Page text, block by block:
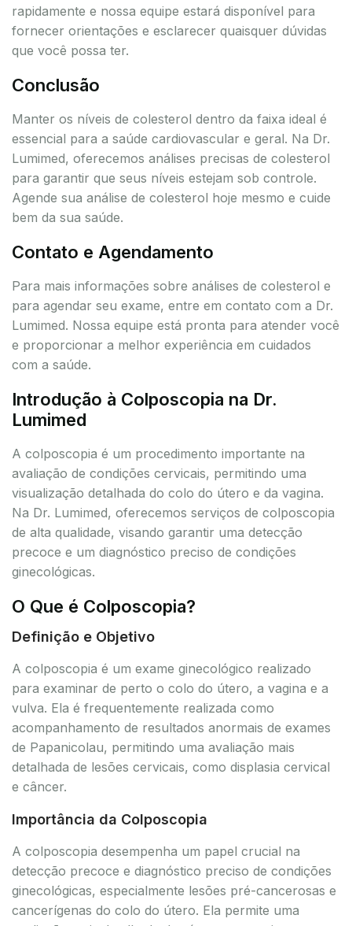
rapidamente e nossa equipe estará disponível para
fornecer orientações e esclarecer quaisquer dúvidas
que você possa ter.
Conclusão
Manter os níveis de colesterol dentro da faixa ideal é
essencial para a saúde cardiovascular e geral. Na Dr.
Lumimed, oferecemos análises precisas de colesterol
para garantir que seus níveis estejam sob controle.
Agende sua análise de colesterol hoje mesmo e cuide
bem da sua saúde.
Contato e Agendamento
Para mais informações sobre análises de colesterol e
para agendar seu exame, entre em contato com a Dr.
Lumimed. Nossa equipe está pronta para atender você
e proporcionar a melhor experiência em cuidados
com a saúde.
Introdução à Colposcopia na Dr.
Lumimed
A colposcopia é um procedimento importante na
avaliação de condições cervicais, permitindo uma
visualização detalhada do colo do útero e da vagina.
Na Dr. Lumimed, oferecemos serviços de colposcopia
de alta qualidade, visando garantir uma detecção
precoce e um diagnóstico preciso de condições
ginecológicas.
O Que é Colposcopia?
Definição e Objetivo
A colposcopia é um exame ginecológico realizado
para examinar de perto o colo do útero, a vagina e a
vulva. Ela é frequentemente realizada como
acompanhamento de resultados anormais de exames
de Papanicolau, permitindo uma avaliação mais
detalhada de lesões cervicais, como displasia cervical
e câncer.
Importância da Colposcopia
A colposcopia desempenha um papel crucial na
detecção precoce e diagnóstico preciso de condições
ginecológicas, especialmente lesões pré-cancerosas e
cancerígenas do colo do útero. Ela permite uma